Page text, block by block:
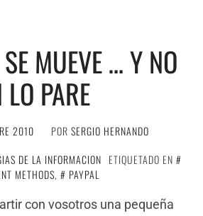
MUEVE … Y NO
PARE
2010 POR SERGIO HERNANDO
DE LA INFORMACION ETIQUETADO EN
METHODS,
PAYPAL
con vosotros una pequeña